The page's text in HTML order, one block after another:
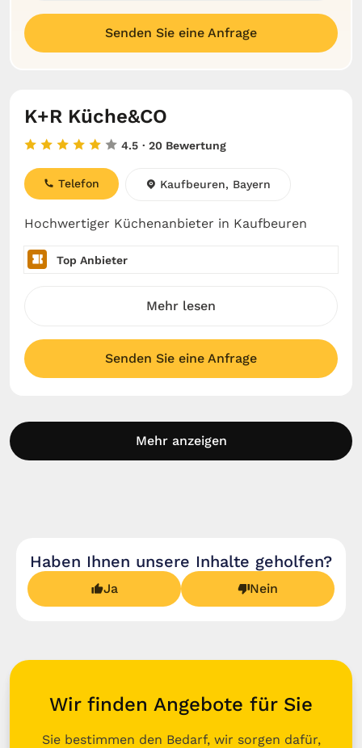
Senden Sie eine Anfrage
K+R Küche&CO
4.5 · 20 Bewertung
Hochwertiger Küchenanbieter in Kaufbeuren
Telefon Kaufbeuren, Bayern
Top Anbieter
Mehr lesen
Senden Sie eine Anfrage
Mehr anzeigen
Haben Ihnen unsere Inhalte geholfen?
Ja Nein
Wir finden Angebote für Sie
Sie bestimmen den Bedarf, wir sorgen dafür,